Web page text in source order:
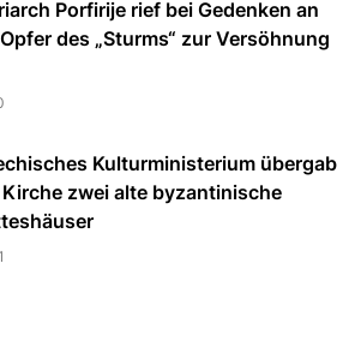
Porfirije rief bei Gedenken an
des „Sturms“ zur Versöhnung
Kulturministerium übergab
zwei alte byzantinische